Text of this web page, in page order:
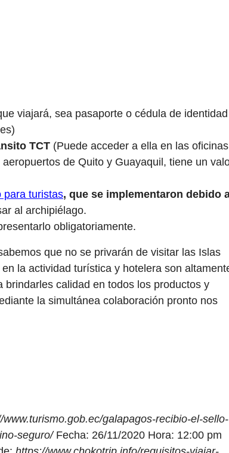
viajará, sea pasaporte o cédula de identidad
TCT (Puede acceder a ella en las oficinas
de Quito y Guayaquil, tiene un
para turistas, que se implementaron debido
al archipiélago.
obligatoriamente.
que no se privarán de visitar las Islas
la actividad turística y hotelera son
calidad en todos los productos y
la simultánea colaboración pronto nos
www.turismo.gob.ec/galapagos-recibio-el-sello-
seguro/Fecha: 26/11/2020 Hora: 12:00 pm